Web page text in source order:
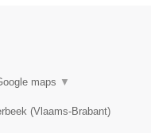
maps ▼
(Vlaams-Brabant)